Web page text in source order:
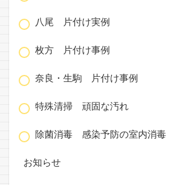
八尾 片付け実例
枚方 片付け事例
奈良・生駒 片付け事例
特殊清掃 頑固な汚れ
除菌消毒 感染予防の室内消毒
お知らせ